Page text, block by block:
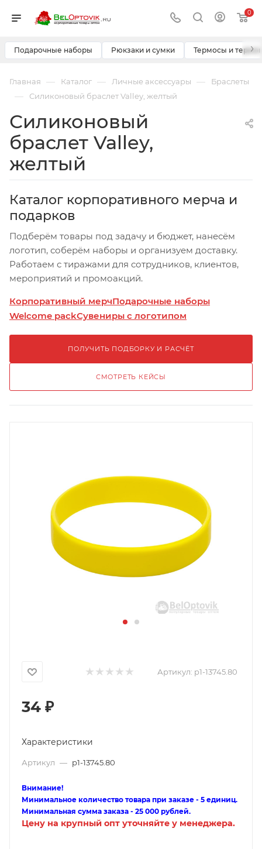
0
Подарочные наборы Рюкзаки и сумки Термосы и ›
Главная — Каталог — Личные аксессуары — Браслеты
— Силиконовый браслет Valley, желтый
Силиконовый
браслет Valley,
желтый
Каталог корпоративного мерча и
подарков
Подберём товары под задачу и бюджет, нанесём
логотип, соберём наборы и организуем доставку.
Работаем с тиражами для сотрудников, клиентов,
мероприятий и промоакций.
Корпоративный мерчПодарочные наборы
Welcome packСувениры с логотипом
ПОЛУЧИТЬ ПОДБОРКУ И РАСЧЁТ
СМОТРЕТЬ КЕЙСЫ
Артикул: p1-13745.80
34 ₽
Характеристики
Артикул — p1-13745.80
Внимание!
Минимальное количество товара при заказе - 5 единиц.
Минимальная сумма заказа - 25 000 рублей.
Цену на крупный опт уточняйте у менеджера.